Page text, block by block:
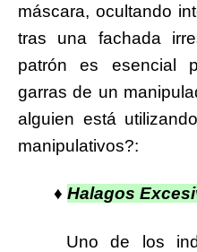
máscara, ocultando
tras una fachada
patrón es esencial
garras de un
alguien está
manipulativos?:
♦ Halagos
Uno de los